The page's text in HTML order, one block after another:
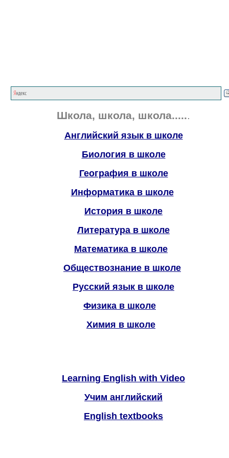
Школа, школа, школа......
Английский язык в школе
Биология в школе
География в школе
Информатика в школе
История в школе
Литература в школе
Математика в школе
Обществознание в школе
Русский язык в школе
Физика в школе
Химия в школе
Learning English with Video
Учим английский
English textbooks